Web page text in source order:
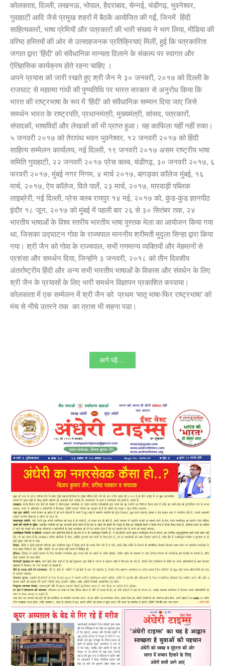
कोलकाता, दिल्ली, लखनऊ, भोपाल, हैदराबाद, चेन्नई, चंडीगढ़, भुवनेश्वर,
गुवाहाटी आदि जैसे प्रमुख शहरों में बैठकें आयोजित की गईं, जिनमें हिंदी
साहित्यकारों, भाषा प्रेमियों और पत्रकारों की भारी संख्या ने भाग लिया, मीडिया की
वरिष्ठ हस्तियों की ओर से उत्साहजनक प्रतिक्रियाएं मिलीं, हुई कि पत्रकारिता
जगात द्वारा ‘हिंदी’ को संवैधानिक मान्यता दिलाने के संकल्प पर स्वागत और
ऐतिहासिक कार्यक्रम होते रहना चाहिए ।
अपने प्रयास को जारी रखते हुए श्री जैन ने ३० जनवरी, २०१७ को दिल्ली के
राजघाट से महात्मा गांधी की पुण्यतिथि पर भारत सरकार से अनुरोध किया कि
भारत की राष्ट्रभाषा के रूप में ‘हिंदी’ को संवैधानिक सम्मान दिया जाए जिसे
समर्थन भारत के राष्ट्रपति, प्रधानमंत्री, मुख्यमंत्री, सांसद, पत्रकारों,
संपादकों, भाषाविदों और लेखकों कों भी प्राप्त हुआ। यह काफिला यहीं नहीं रुका।
५ जनवरी २०१७ को तेरापंथ भवन भुवनेश्वर, १२ जनवरी २०१७ को हिंदी
साहित्य सम्मेलन कार्यालय, नई दिल्ली, १९ जनवरी २०१७ असम राष्ट्रीय भाषा
समिति गुवाहाटी, २२ जनवरी २०१७ प्रेस क्लब, चंडीगढ़, ३० जनवरी २०१७, ६
फरवरी २०१७, मुंबई नगर निगम, ४ मार्च २०१७, बागड़का कॉलेज मुंबई, १६
मार्च, २०१७, ऐय कॉलेज, विले पार्ले, २३ मार्च, २०१७, मारवाड़ी पब्लिक
लाइब्रेरी, नई दिल्ली, प्रेस क्लब रायपुर १४ मई, २०१७ को, कुंड-कुंड ज्ञानपीठ
इंदौर १८ जून, २०१७ को मुंबई में पहली बार २६ से ३० सितंबर तक, २४
भारतीय भाषाओं के विश्व स्तरीय भारतीय भाषा पुस्तक मेला का आयोजन किया गया
था, जिसका उद्घाटन गोवा के राज्यपाल माननीय श्रीमती मुदृला सिन्हा द्वारा किया
गया। श्री जैन को गोवा के राज्यपाल, सभी गणमान्य व्यक्तियों और मेहमानों से
प्रशंसा और समर्थन दिया, जिन्होंने ३ जनवरी, २०१८ को तीन दिवसीय
अंतर्राष्ट्रीय हिंदी और अन्य सभी भारतीय भाषाओं के विकास और संवर्धन के लिए
श्री जैन के प्रयासों के लिए भारी समर्थन विज्ञापन प्रकाशित करवाया।
कोलकाता में एक सम्मेलन में श्री जैन को प्रथम ‘मातृ भाषा-फिर राष्ट्रभाषा’ को
मंच से नीचे उतरने तक का त्रास भी सहना पडा।
आगे पढ़ें....